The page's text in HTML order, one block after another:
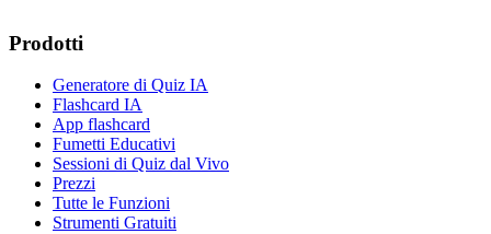
Prodotti
Generatore di Quiz IA
Flashcard IA
App flashcard
Fumetti Educativi
Sessioni di Quiz dal Vivo
Prezzi
Tutte le Funzioni
Strumenti Gratuiti